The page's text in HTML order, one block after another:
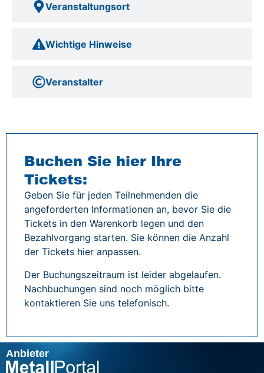
Veranstaltungsort
Wichtige Hinweise
Veranstalter
Buchen Sie hier Ihre
Tickets:
Geben Sie für jeden Teilnehmenden die
angeforderten Informationen an, bevor Sie die
Tickets in den Warenkorb legen und den
Bezahlvorgang starten. Sie können die Anzahl
der Tickets hier anpassen.
Der Buchungszeitraum ist leider abgelaufen.
Nachbuchungen sind noch möglich bitte
kontaktieren Sie uns telefonisch.
Anbieter